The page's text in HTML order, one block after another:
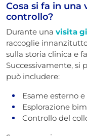
Cosa si fa in una
controllo?
Durante una visita
raccoglie
sulla storia clinica e
Successivamente, si
può includere:
Esame esterno
Esplorazione
Controllo del